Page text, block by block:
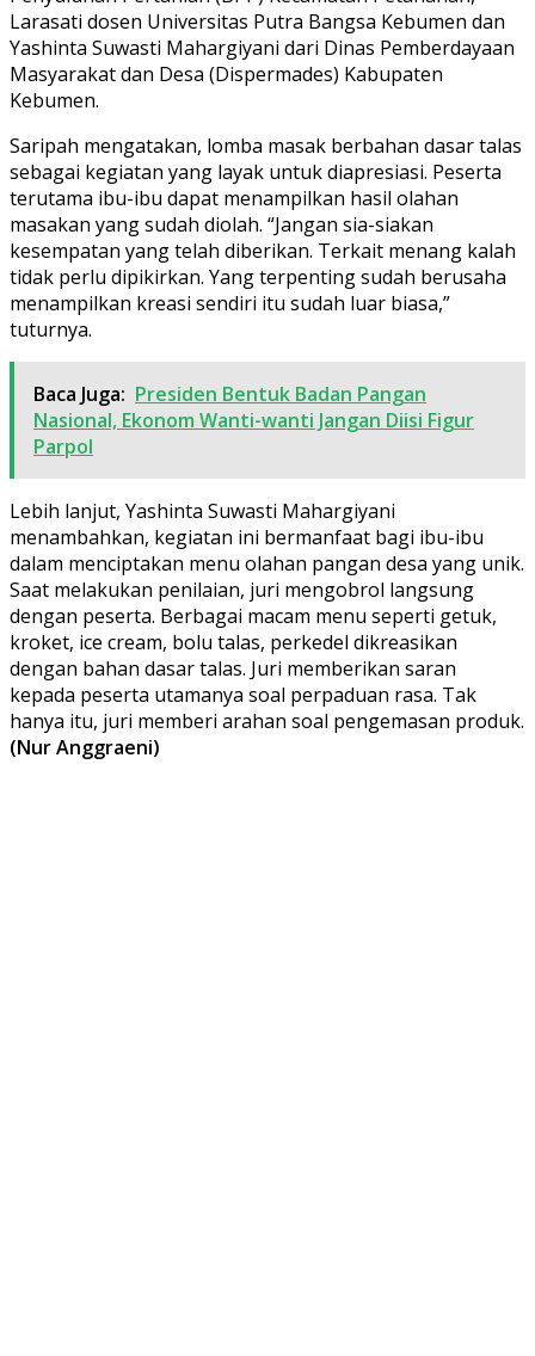
Larasati dosen Universitas Putra Bangsa Kebumen dan
Yashinta Suwasti Mahargiyani dari Dinas Pemberdayaan
Masyarakat dan Desa (Dispermades) Kabupaten
Kebumen.
Saripah mengatakan, lomba masak berbahan dasar talas
sebagai kegiatan yang layak untuk diapresiasi. Peserta
terutama ibu-ibu dapat menampilkan hasil olahan
masakan yang sudah diolah. “Jangan sia-siakan
kesempatan yang telah diberikan. Terkait menang kalah
tidak perlu dipikirkan. Yang terpenting sudah berusaha
menampilkan kreasi sendiri itu sudah luar biasa,”
tuturnya.
Baca Juga: Presiden Bentuk Badan Pangan
Nasional, Ekonom Wanti-wanti Jangan Diisi Figur
Parpol
Lebih lanjut, Yashinta Suwasti Mahargiyani
menambahkan, kegiatan ini bermanfaat bagi ibu-ibu
dalam menciptakan menu olahan pangan desa yang unik.
Saat melakukan penilaian, juri mengobrol langsung
dengan peserta. Berbagai macam menu seperti getuk,
kroket, ice cream, bolu talas, perkedel dikreasikan
dengan bahan dasar talas. Juri memberikan saran
kepada peserta utamanya soal perpaduan rasa. Tak
hanya itu, juri memberi arahan soal pengemasan produk.
(Nur Anggraeni)